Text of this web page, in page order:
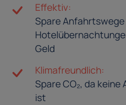
Effektiv:
Spare Anfahrtswege
Geld
Klimafreundlich:
Spare CO₂, da
ist